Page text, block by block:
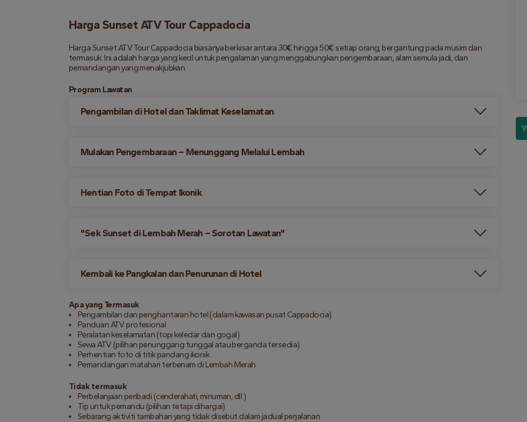
Harga Sunset ATV Tour Cappadocia
Harga Sunset ATV Tour Cappadocia biasanya berkisar antara 30€ hingga 50€ setiap orang, bergantung pada musim dan
termasuk. Ini adalah harga yang kecil untuk pengalaman yang menggabungkan pengembaraan, alam semula jadi, dan
pemandangan yang menakjubkan.
Program Lawatan
Pengambilan di Hotel dan Taklimat Keselamatan
Mulakan Pengembaraan – Menunggang Melalui Lembah
Hentian Foto di Tempat Ikonik
"Sek Sunset di Lembah Merah – Sorotan Lawatan"
Kembali ke Pangkalan dan Penurunan di Hotel
Apa yang Termasuk
Pengambilan dan penghantaran hotel (dalam kawasan pusat Cappadocia)
Panduan ATV profesional
Peralatan keselamatan (topi keledar dan gogal)
Sewa ATV (pilihan penunggang tunggal atau berganda tersedia)
Perhentian foto di titik pandang ikonik
Pemandangan matahari terbenam di Lembah Merah
Tidak termasuk
Perbelanjaan peribadi (cenderahati, minuman, dll.)
Tip untuk pemandu (pilihan tetapi dihargai)
Sebarang aktiviti tambahan yang tidak disebut dalam jadual perjalanan